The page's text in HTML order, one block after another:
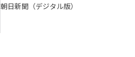
朝日新聞（デジタル版）